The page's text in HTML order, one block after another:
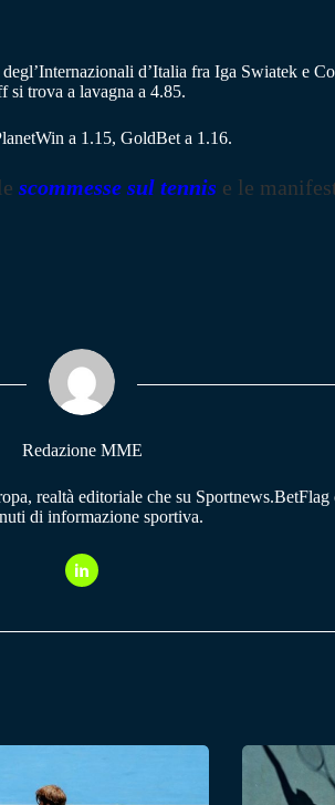
d’Italia fra Iga Swiatek e
si trova a lavagna a 4.85.
a 1.15, GoldBet a 1.16.
scommesse sul tennis e le
Redazione MME
realtà editoriale che su Sportnews.BetFlag
di informazione sportiva.